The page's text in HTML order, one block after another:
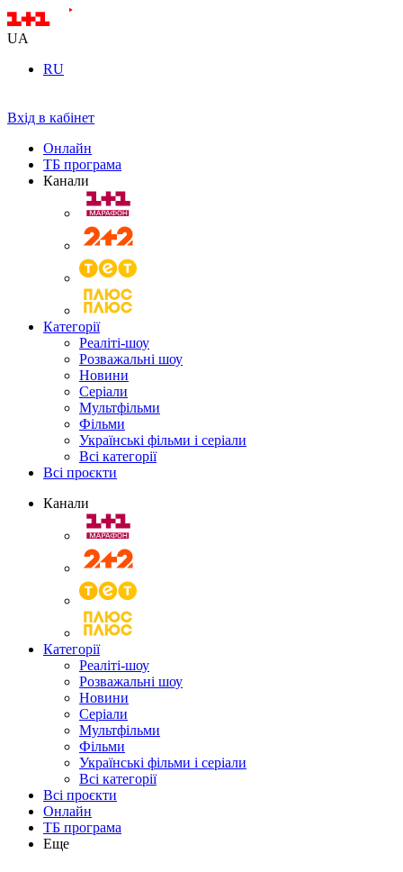
UA
RU
Вхід в кабінет
Онлайн
ТБ програма
Канали
Категорії
Реаліті-шоу
Розважальні шоу
Новини
Серіали
Мультфільми
Фільми
Українські фільми і серіали
Всі категорії
Всі проєкти
Канали
Категорії
Реаліті-шоу
Розважальні шоу
Новини
Серіали
Мультфільми
Фільми
Українські фільми і серіали
Всі категорії
Всі проєкти
Онлайн
ТБ програма
Еще